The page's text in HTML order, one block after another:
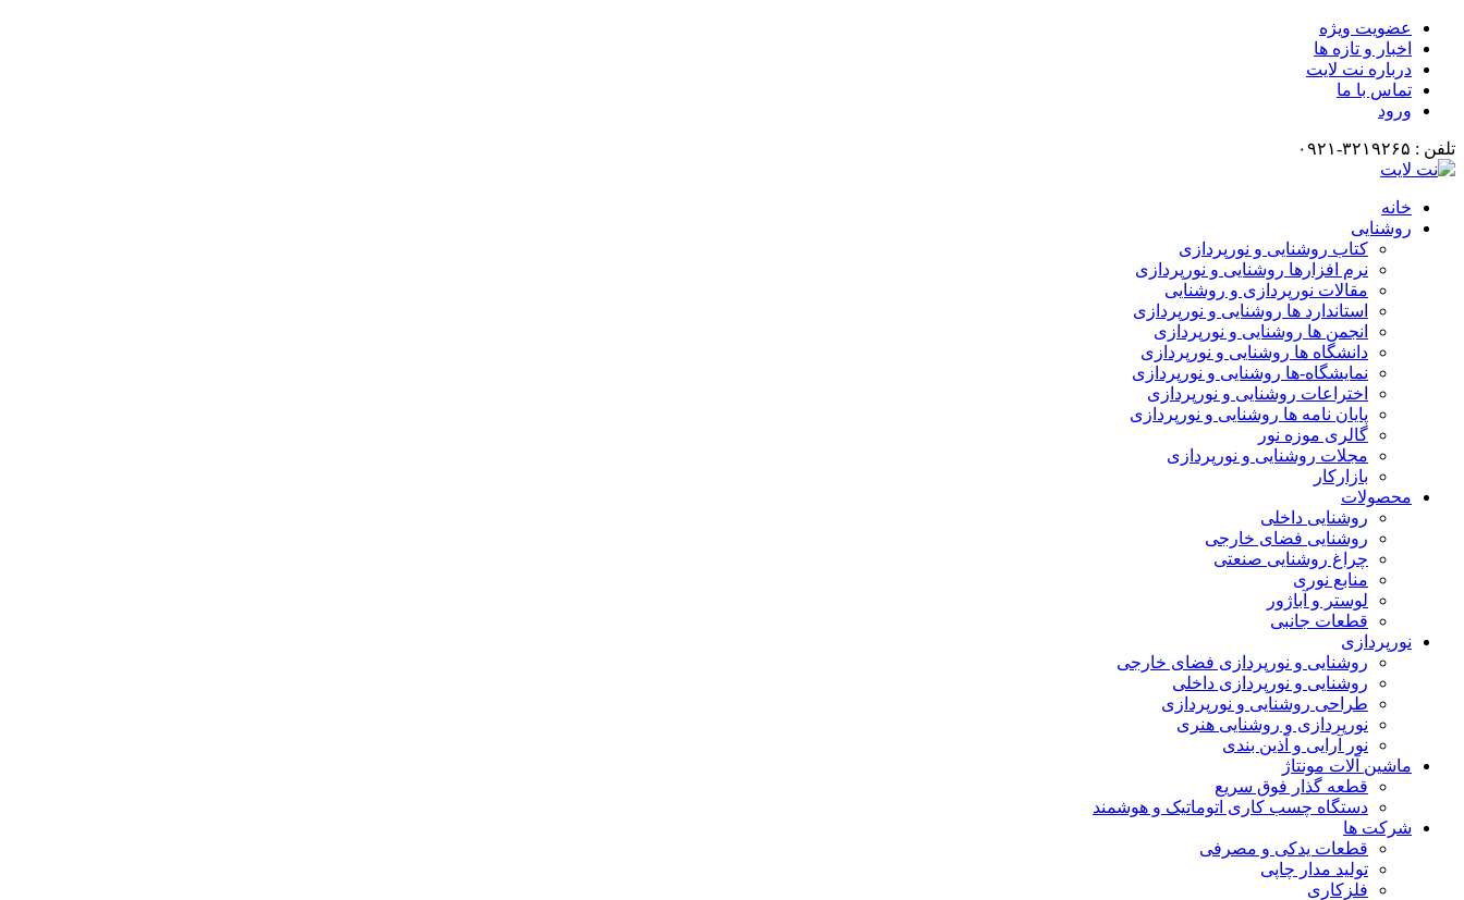
عضویت ویژه
اخبار و تازه ها
درباره نت لایت
تماس با ما
ورود
تلفن : ۳۲۱۹۲۶۵-۰۹۲۱
خانه
روشنایی
کتاب روشنایی و نورپردازی
نرم افزارها روشنایی و نورپردازی
مقالات نورپردازی و روشنایی
استاندارد ها روشنایی و نورپردازی
انجمن ها روشنایی و نورپردازی
دانشگاه ها روشنایی و نورپردازی
نمایشگاه-ها روشنایی و نورپردازی
اختراعات روشنایی و نورپردازی
پایان نامه ها روشنایی و نورپردازی
گالری موزه نور
مجلات روشنایی و نورپردازی
بازارکار
محصولات
روشنایی داخلی
روشنایی فضای خارجی
چراغ روشنایی صنعتی
منابع نوری
لوستر و آباژور
قطعات جانبی
نورپردازی
روشنایی و نورپردازی فضای خارجی
روشنایی و نورپردازی داخلی
طراحی روشنایی و نورپردازی
نورپردازی و روشنایی هنری
نور آرایی و آذین بندی
ماشین آلات مونتاژ
قطعه گذار فوق سریع
دستگاه چسب کاری اتوماتیک و هوشمند
شرکت ها
قطعات یدکی و مصرفی
تولید مدار چاپی
فلزکاری